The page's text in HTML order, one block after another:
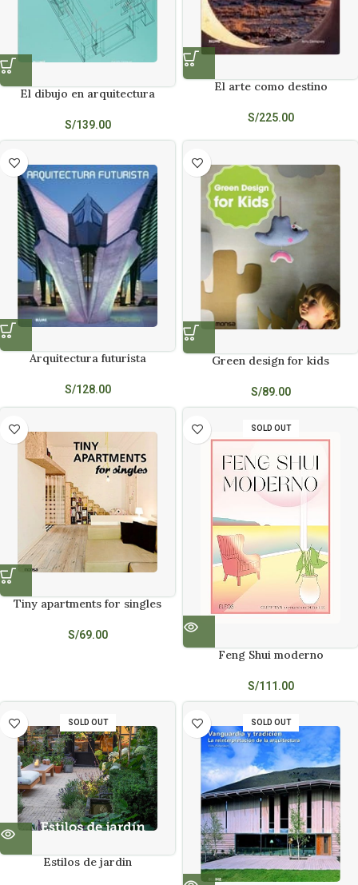
El dibujo en arquitectura
S/139.00
El arte como destino
S/225.00
Arquitectura futurista
S/128.00
Green design for kids
S/89.00
Tiny apartments for singles
S/69.00
SOLD OUT
Feng Shui moderno
S/111.00
SOLD OUT
Estilos de jardin
SOLD OUT